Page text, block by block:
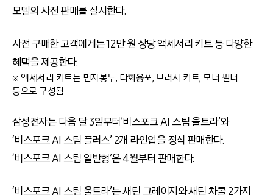
모델의 사전 판매를 실시한다.
사전 구매한 고객에게는 12만 원 상당 액세서리 키트 등 다양한
혜택을 제공한다.
※ 액세서리 키트는 먼지봉투, 다회용포, 브러시 키트, 모터 필터
등으로 구성됨
삼성전자는 다음 달 3일부터’비스포크 AI 스팀 울트라’와
‘비스포크 AI 스팀 플러스’ 2개 라인업을 정식 판매한다.
‘비스포크 AI 스팀 일반형’은 4월부터 판매한다.
‘비스포크 AI 스팀 울트라’는 새틴 그레이지와 새틴 차콜 2가지